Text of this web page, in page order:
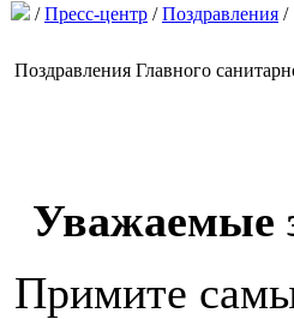
/Пресс-центр /Поздравления /
Поздравления Главного
Уважаемые
Примите